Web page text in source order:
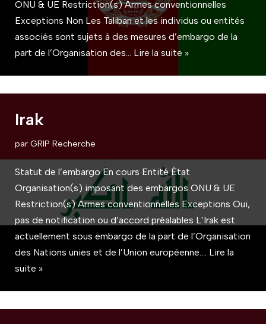
ONU & UE Restriction(s) Armes conventionnelles
Exceptions Non Les Taliban et les individus ou entités
associés sont sujets à des mesures d’embargo de la
part de l’Organisation des… Lire la suite »
Irak
par GRIP Recherche
Statut de l’embargo En cours Entité État
Organisation(s) imposant des embargos ONU & UE
Restriction(s) Armes conventionnelles Exceptions Oui,
pas de notification ou d’accord préalables L’Irak est
actuellement sous embargo de la part de l’Organisation
des Nations unies et de l’Union européenne.… Lire la
suite »